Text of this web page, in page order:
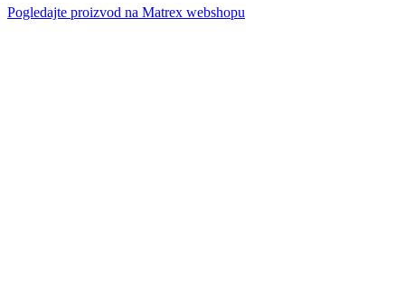
Pogledajte proizvod na Matrex webshopu